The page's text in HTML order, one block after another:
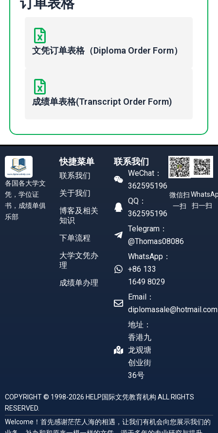
文凭订单表格（Diploma Order Form）
成绩单表格(Transcript Order Form)
各国各大学文
凭，学位证
书，成绩单俱
乐部
快捷菜单
联系我们
关于我们
博客及相关
知识
下单流程
大学文凭办
理
成绩单办理
联系我们
WeChat：
362595196
QQ：
362595196
Telegram：
@Thomas08086
WhatsApp：
+86 133
1649 8029
Email：
diplomasale@hotmail.com
地址：
香港九
龙观塘
创业街
36号
微信扫
一扫
扫一扫
COPYRIGHT © 1998-2026 HELP国际文凭教育机构 ALL RIGHTS
RESERVED.
Welcome！首先感谢茫茫人海的相遇，让我们有机会向您展示我们的